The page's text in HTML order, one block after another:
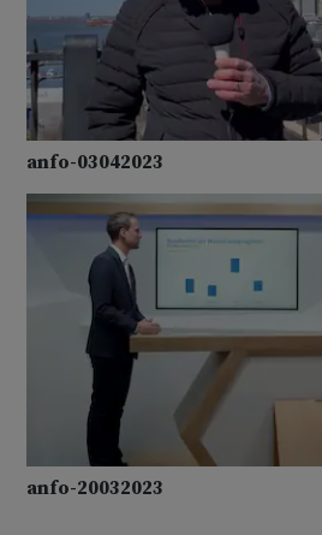
anfo-03042023
anfo-20032023